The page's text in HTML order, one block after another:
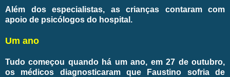
Além dos especialistas, as crianças contaram com
apoio de psicólogos do hospital.
Um ano
Tudo começou quando há um ano, em 27 de outubro,
os médicos diagnosticaram que Faustino sofria de